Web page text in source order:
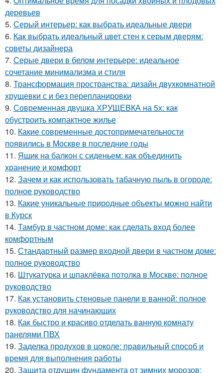
деревьев
5. Серый интерьер: как выбрать идеальные двери
6. Как выбрать идеальный цвет стен к серым дверям:
советы дизайнера
7. Серые двери в белом интерьере: идеальное
сочетание минимализма и стиля
8. Трансформация пространства: дизайн двухкомнатной
хрущевки с и без перепланировки
9. Современная двушка ХРУЩЕВКА на 5х: как
обустроить компактное жилье
10. Какие современные достопримечательности
появились в Москве в последние годы
11. Ящик на балкон с сиденьем: как объединить
хранение и комфорт
12. Зачем и как использовать табачную пыль в огороде:
полное руководство
13. Какие уникальные природные объекты можно найти
в Курск
14. Тамбур в частном доме: как сделать вход более
комфортным
15. Стандартный размер входной двери в частном доме:
полное руководство
16. Штукатурка и шпаклёвка потолка в Москве: полное
руководство
17. Как установить стеновые панели в ванной: полное
руководство для начинающих
18. Как быстро и красиво отделать ванную комнату
панелями ПВХ
19. Заделка продухов в цоколе: правильный способ и
время для выполнения работы
20. Защита отдушин фундамента от зимних морозов: